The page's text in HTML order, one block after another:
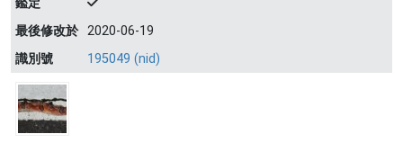
鑑定
最後修改於 2020-06-19
識別號
195049 (nid)